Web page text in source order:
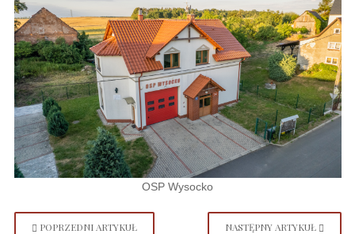
OSP Wysocko
POPRZEDNI ARTYKUŁ NASTĘPNY ARTYKUŁ